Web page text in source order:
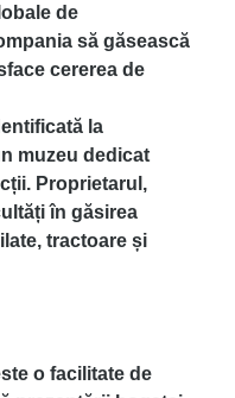
de
să găsească
cererea de
la
muzeu dedicat
Proprietarul,
în găsirea
tractoare și
o facilitate de